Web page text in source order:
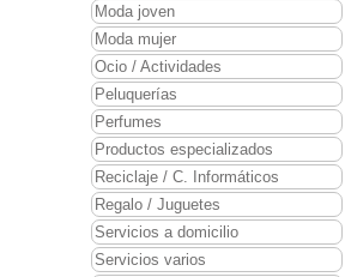
Moda joven
Moda mujer
Ocio / Actividades
Peluquerías
Perfumes
Productos especializados
Reciclaje / C. Informáticos
Regalo / Juguetes
Servicios a domicilio
Servicios varios